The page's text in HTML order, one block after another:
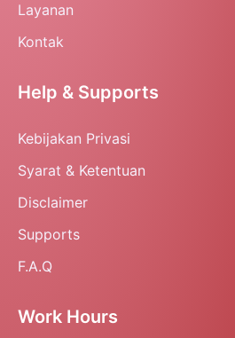
Layanan
Kontak
Help & Supports
Kebijakan Privasi
Syarat & Ketentuan
Disclaimer
Supports
F.A.Q
Work Hours